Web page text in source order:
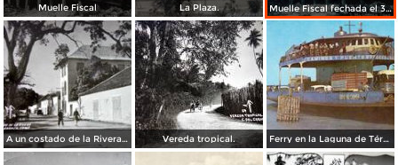
Muelle Fiscal La Plaza. Muelle Fiscal fechada el 3 de Agosto de 1945
A un costado de la Rivera ( FECHADA EL 28 DE ENERO DE 1950 ). Vereda tropical. Ferry en la Laguna de Términos